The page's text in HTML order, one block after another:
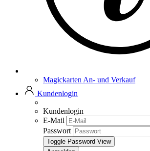
Magickarten An- und Verkauf
Kundenlogin
Kundenlogin
E-Mail
Passwort
Toggle Password View